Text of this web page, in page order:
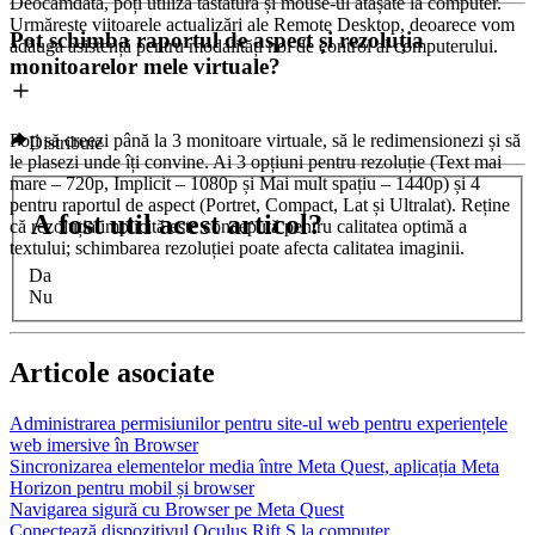
Urmărește viitoarele actualizări ale Remote Desktop, deoarece vom
adăuga asistență pentru modalități noi de control al computerului.
Pot schimba raportul de aspect și rezoluția
monitoarelor mele virtuale?
Poți să creezi până la 3 monitoare virtuale, să le redimensionezi și să
le plasezi unde îți convine. Ai 3 opțiuni pentru rezoluție (Text mai
mare – 720p, Implicit – 1080p și Mai mult spațiu – 1440p) și 4
pentru raportul de aspect (Portret, Compact, Lat și Ultralat). Reține
că rezoluția implicită este concepută pentru calitatea optimă a
textului; schimbarea rezoluției poate afecta calitatea imaginii.
Distribuie
A fost util acest articol?
Da
Nu
Articole asociate
Administrarea permisiunilor pentru site-ul web pentru experiențele
web imersive în Browser
Sincronizarea elementelor media între Meta Quest, aplicația Meta
Horizon pentru mobil și browser
Navigarea sigură cu Browser pe Meta Quest